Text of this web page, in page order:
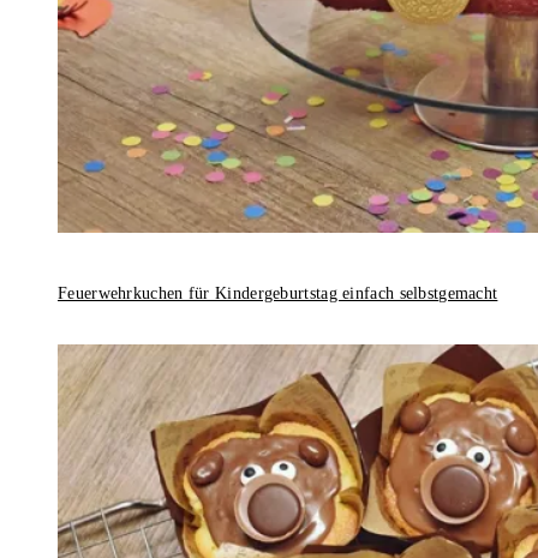
Feuerwehrkuchen für Kindergeburtstag einfach selbstgemacht